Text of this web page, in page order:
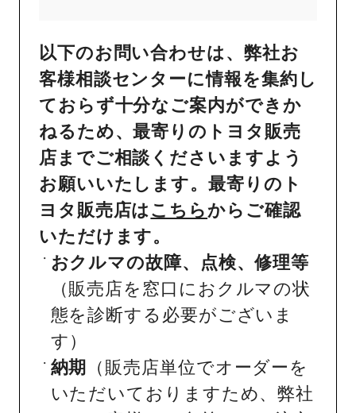
以下のお問い合わせは、弊社お
客様相談センターに情報を集約し
ておらず十分なご案内ができか
ねるため、最寄りのトヨタ販売
店までご相談くださいますよう
お願いいたします。最寄りのト
ヨタ販売店はこちら からご確認
いただけます。
おクルマの故障、点検、修理等
（販売店を窓口におクルマの状
態を診断する必要がございま
す）
納期
（販売店単位でオーダーを
いただいておりますため、弊社